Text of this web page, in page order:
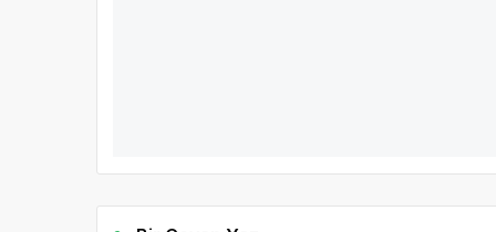
E-posta hesabınız yayımlanmayacak. Gerekli alanlar